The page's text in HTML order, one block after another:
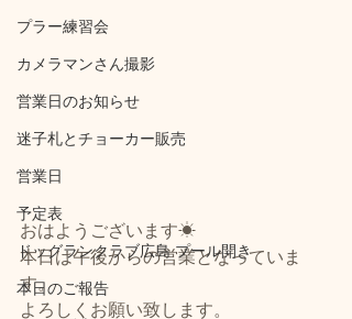
プラー練習会
カメラマンさん撮影
営業日のお知らせ
迷子札とチョーカー販売
営業日
予定表
ドッグランクラブ広島 プール開き
本日のご報告
おはようございます☀
本日は午後からの営業となっていま
す。
よろしくお願い致します。